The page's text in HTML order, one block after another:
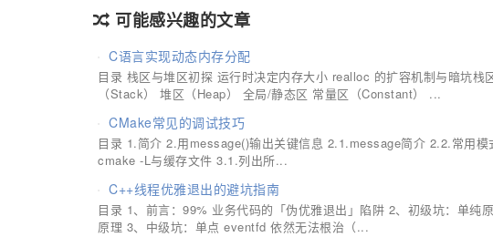
可能感兴趣的文章
C语言实现动态内存分配
目录 栈区与堆区初探 运行时决定内存大小 realloc 的扩容机制与暗坑
（Stack） 堆区（Heap） 全局/静态区 常量区（Constant） ...
CMake常见的调试技巧
目录 1.简介 2.用message()输出关键信息 2.1.message简介 2.2.常用
cmake -L与缓存文件 3.1.列出所...
C++线程优雅退出的避坑指南
目录 1、前言：99% 业务代码的「伪优雅退出」陷阱 2、初级坑：单
原理 3、中级坑：单点 eventfd 依然无法根治（...